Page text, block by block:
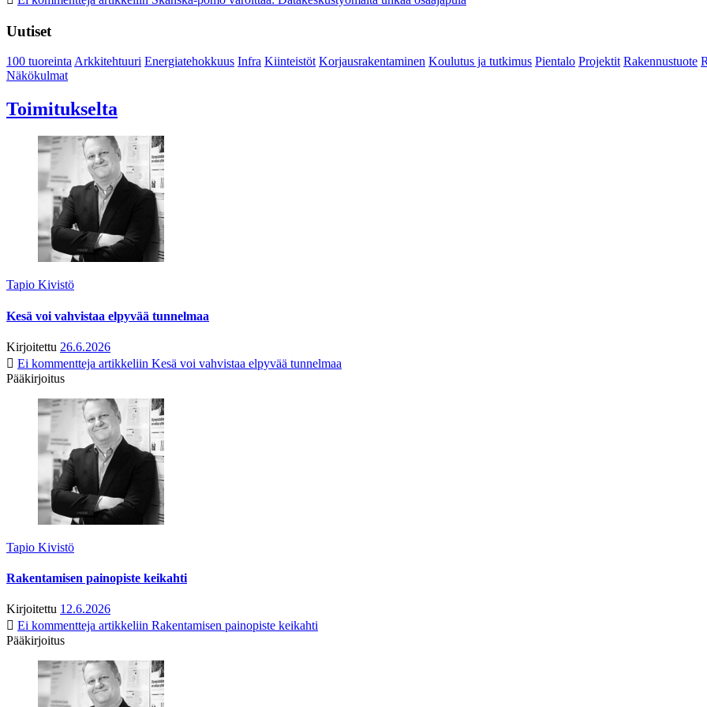
Uutiset
100 tuoreintaArkkitehtuuri Energiatehokkuus Infra Kiinteistöt Korjausrakentaminen Koulutus ja tutkimus Pientalo Projektit Rakennustuote
Näkökulmat
Toimitukselta
Tapio Kivistö
Kesä voi vahvistaa elpyvää tunnelmaa
Kirjoitettu 26.6.2026
Ei kommentteja artikkeliin Kesä voi vahvistaa elpyvää tunnelmaa
Pääkirjoitus
Tapio Kivistö
Rakentamisen painopiste keikahti
Kirjoitettu 12.6.2026
Ei kommentteja artikkeliin Rakentamisen painopiste keikahti
Pääkirjoitus